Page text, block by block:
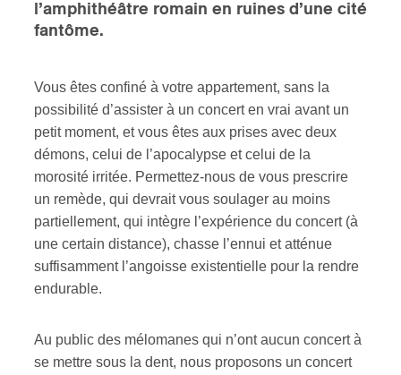
l’amphithéâtre romain en ruines d’une cité
fantôme.
Vous êtes confiné à votre appartement, sans la
possibilité d’assister à un concert en vrai avant un
petit moment, et vous êtes aux prises avec deux
démons, celui de l’apocalypse et celui de la
morosité irritée. Permettez-nous de vous prescrire
un remède, qui devrait vous soulager au moins
partiellement, qui intègre l’expérience du concert (à
une certain distance), chasse l’ennui et atténue
suffisamment l’angoisse existentielle pour la rendre
endurable.
Au public des mélomanes qui n’ont aucun concert à
se mettre sous la dent, nous proposons un concert